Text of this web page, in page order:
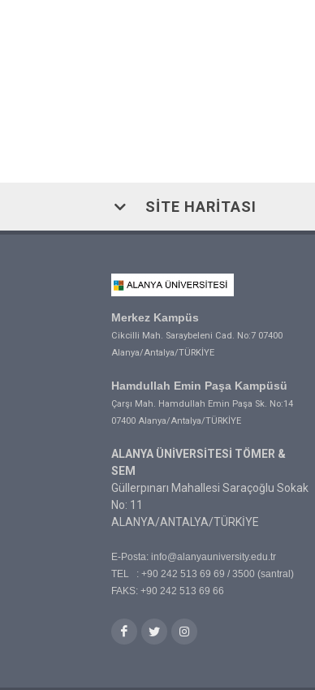
SITE HARITASI
Merkez Kampüs
Cikcilli Mah. Saraybeleni Cad. No:7 07400
Alanya/Antalya/TÜRKİYE
Hamdullah Emin Paşa Kampüsü
Çarşı Mah. Hamdullah Emin Paşa Sk. No:14
07400 Alanya/Antalya/TÜRKİYE
ALANYA ÜNİVERSİTESİ TÖMER &
SEM
Güllerpınarı Mahallesi Saraçoğlu Sokak
No: 11
ALANYA/ANTALYA/TÜRKİYE
E-Posta: info@alanyauniversity.edu.tr
TEL : +90 242 513 69 69 / 3500 (santral)
FAKS: +90 242 513 69 66